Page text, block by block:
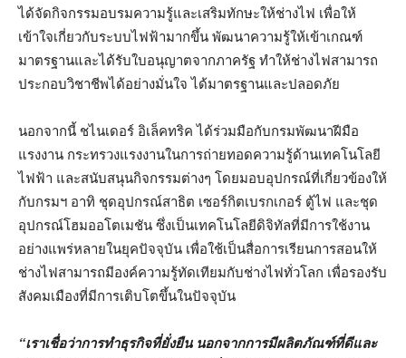
ได้จัดกิจกรรมอบรมความรู้และเสริมทักษะให้ช่างไฟ เพื่อให้
เข้าใจเกี่ยวกับระบบไฟฟ้ามากขึ้น พัฒนาความรู้ให้เข้าเกณฑ์
มาตรฐานและได้รับใบอนุญาตจากภาครัฐ ทำให้ช่างไฟสามารถ
ประกอบวิชาชีพได้อย่างมั่นใจ ได้มาตรฐานและปลอดภัย
นอกจากนี้ ชไนเดอร์ อิเล็คทริค ได้ร่วมมือกับกรมพัฒนาฝีมือ
แรงงาน กระทรวงแรงงานในการถ่ายทอดความรู้ด้านเทคโนโลยี
ไฟฟ้า และสนับสนุนกิจกรรมต่างๆ โดยมอบอุปกรณ์ที่เกี่ยวข้องให้
กับกรมฯ อาทิ ชุดอุปกรณ์สาธิต เซอร์กิตเบรกเกอร์ ตู้ไฟ และชุด
อุปกรณ์โฮมออโตเมชัน ซึ่งเป็นเทคโนโลยีดิจิทัลที่มีการใช้งาน
อย่างแพร่หลายในยุคปัจจุบัน เพื่อใช้เป็นสื่อการเรียนการสอนให้
ช่างไฟสามารถมีองค์ความรู้ทัดเทียมกับช่างไฟทั่วโลก เพื่อรองรับ
สังคมเมืองที่มีการเติบโตขึ้นในปัจจุบัน
“เราเชื่อว่าการทำธุรกิจที่ยั่งยืน นอกจากการมีผลิตภัณฑ์ที่ดีและ